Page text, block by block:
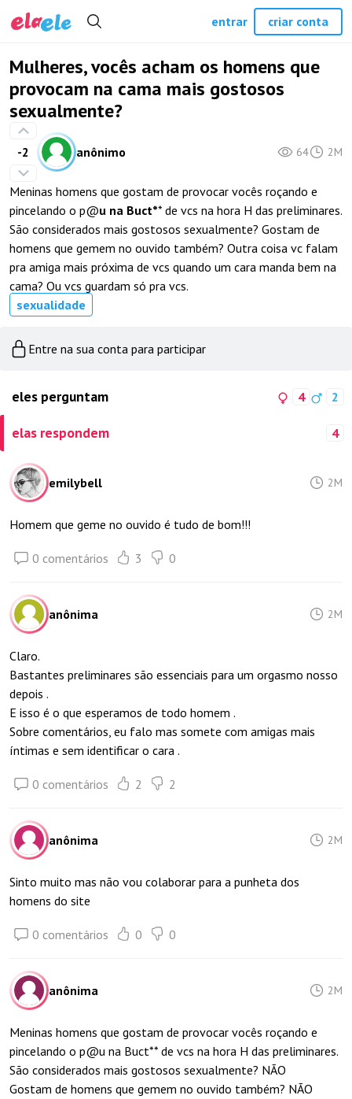
Mulheres, vocês acham os homens que
provocam na cama mais gostosos
sexualmente?
-2 anônimo 64 2M
Meninas homens que gostam de provocar vocês roçando e
pincelando o p@u na Buct** de vcs na hora H das preliminares.
São considerados mais gostosos sexualmente? Gostam de
homens que gemem no ouvido também? Outra coisa vc falam
pra amiga mais próxima de vcs quando um cara manda bem na
cama? Ou vcs guardam só pra vcs.
sexualidade
Entre na sua conta para participar
eles perguntam 4 2
elas respondem 4
emilybell 2M
Homem que geme no ouvido é tudo de bom!!!
0 comentários 3 0
anônima 2M
Claro.
Bastantes preliminares são essenciais para um orgasmo nosso
depois .
E isso é o que esperamos de todo homem .
Sobre comentários, eu falo mas somete com amigas mais
íntimas e sem identificar o cara .
0 comentários 2 2
anônima 2M
Sinto muito mas não vou colaborar para a punheta dos
homens do site
0 comentários 0 0
anônima 2M
Meninas homens que gostam de provocar vocês roçando e
pincelando o p@u na Buct** de vcs na hora H das preliminares.
São considerados mais gostosos sexualmente? NÃO
Gostam de homens que gemem no ouvido também? NÃO
entrar criar conta